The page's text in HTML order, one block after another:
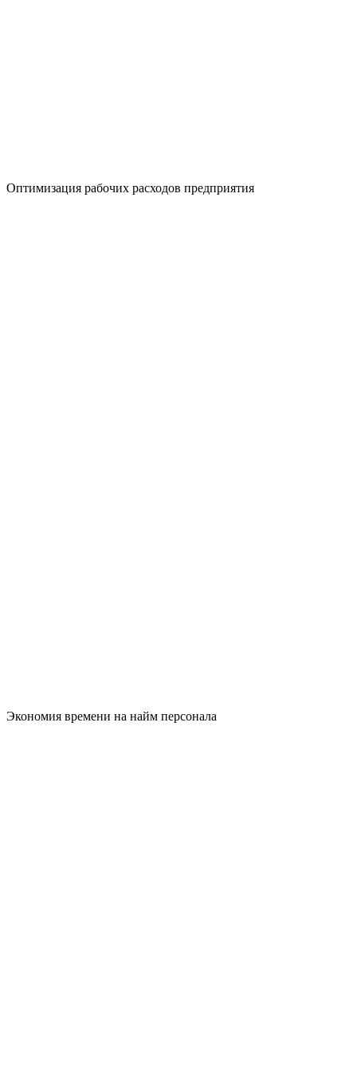
Оптимизация рабочих расходов предприятия
Экономия времени на найм персонала